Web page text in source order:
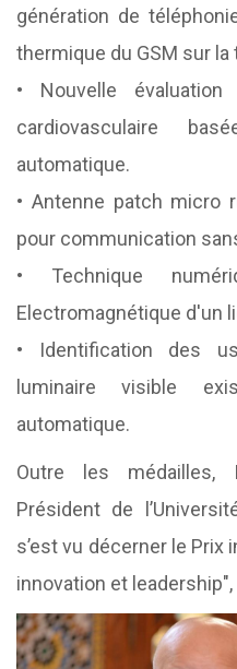
génération de
thermique du GSM sur la
• Nouvelle
cardiovasculaire
automatique.
• Antenne patch micro
pour communication
• Technique
Electromagnétique d'un
• Identification des
luminaire visible
automatique.
Outre les médailles,
Président de
s’est vu décerner le Prix
innovation et leadership",